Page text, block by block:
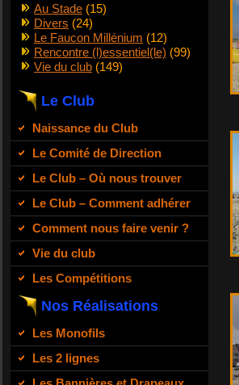
Au Stade (15)
Divers (24)
Le Faucon Millénium (12)
Rencontre (l)essentiel(le) (99)
Vie du club (149)
Le Club
Naissance du Club
Le Comité de Direction
Le Club – Où nous trouver
Le Club – Comment adhérer
Comment nous faire venir ?
Vie du club
Les Compétitions
Nos Réalisations
Les Monofils
Les 2 lignes